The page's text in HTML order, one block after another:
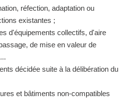
réfection, adaptation ou
existantes ;
d'équipements collectifs, d'aire
de mise en valeur de
décidée suite à la délibération du
et bâtiments non-compatibles